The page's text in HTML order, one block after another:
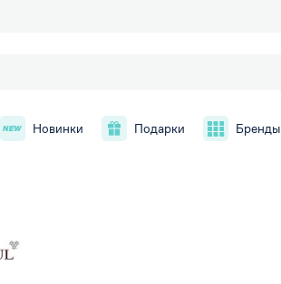
Новинки Подарки Бренды